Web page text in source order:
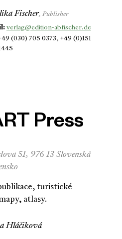
Fischer, Publisher
verlag@edition-abfischer.de
(030) 705 0373, +49 (0)151
Press
51, 976 13 Slovenská
turistické
atlasy.
Hláčiková